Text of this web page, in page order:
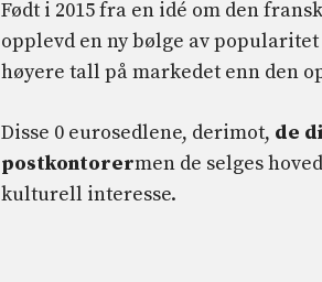
Født i 2015 fra en idé om den
opplevd en ny bølge av
høyere tall på markedet enn den
Disse 0 eurosedlene, derimot, de
postkontorermen de selges
kulturell interesse.